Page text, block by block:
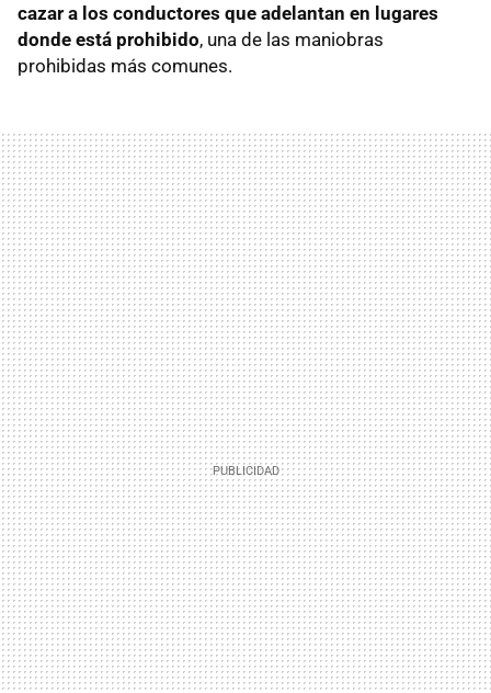
cazar a los conductores que adelantan en lugares
donde está prohibido, una de las maniobras
prohibidas más comunes.